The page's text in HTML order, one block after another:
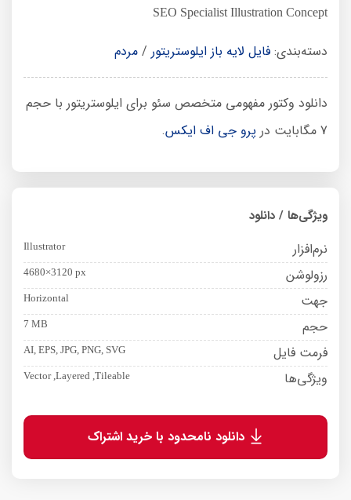
SEO Specialist Illustration Concept
دسته‌بندی: فایل لایه باز ایلوستریتور / مردم
دانلود وکتور مفهومی متخصص سئو برای ایلوستریتور با حجم
7 مگابایت در
پرو جی اف ایکس.
ویژگی‌ها / دانلود
نرم‌افزار Illustrator
رزولوشن 4680×3120 px
جهت Horizontal
حجم 7 MB
فرمت فایل AI, EPS, JPG, PNG, SVG
ویژگی‌ها Vector ,Layered ,Tileable
دانلود نامحدود با خرید اشتراک